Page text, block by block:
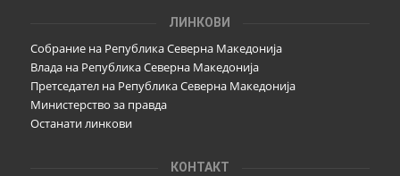
ЛИНКОВИ
Собрание на Република Северна Македонија
Влада на Република Северна Македонија
Претседател на Република Северна Македонија
Министерство за правда
Останати линкови
КОНТАКТ